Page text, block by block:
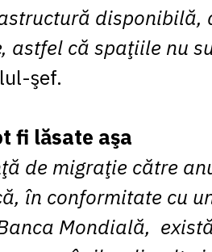
disponibilă,
astfel că spaţiile nu
şef.
fi lăsate aşa
de migraţie către
în conformitate cu
Mondială,